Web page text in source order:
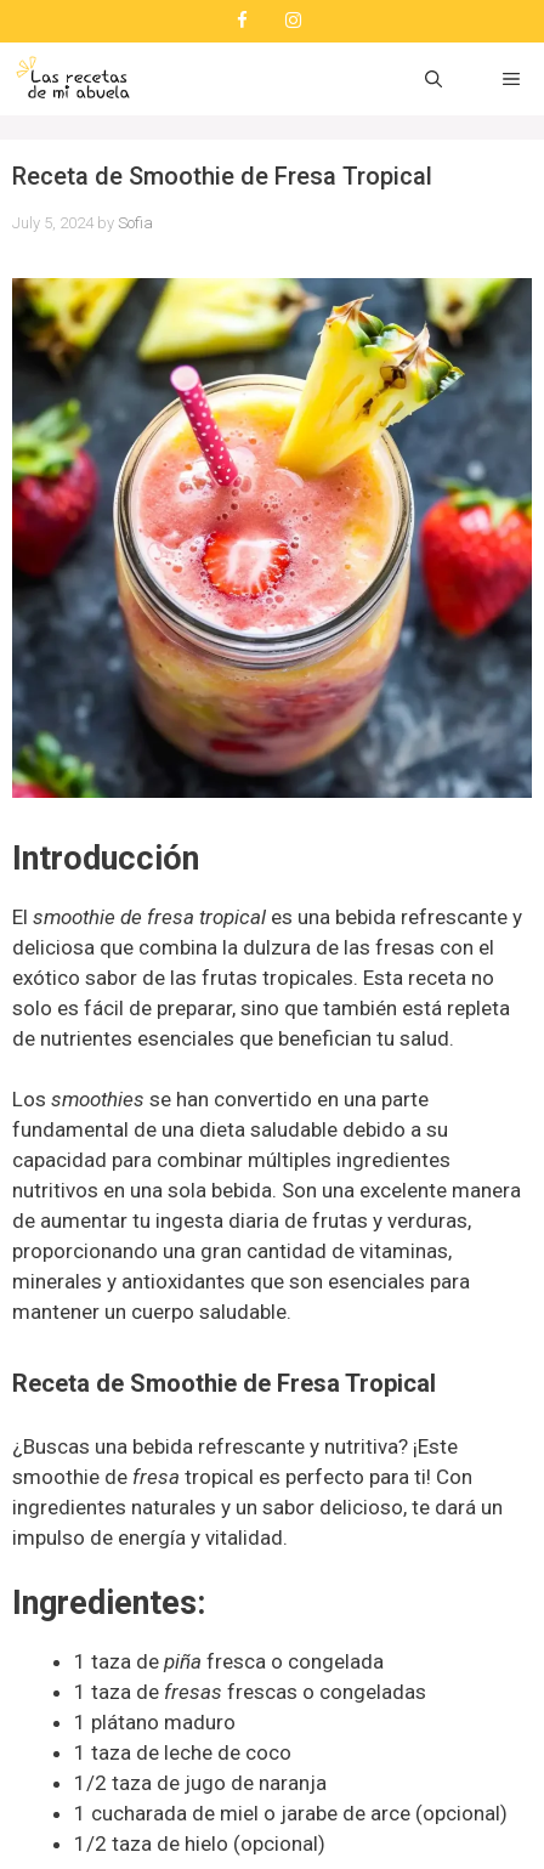
to
content
Receta de Smoothie de Fresa Tropical
July 5, 2024 by Sofia
Introducción
El smoothie de fresa tropical es una bebida refrescante y
deliciosa que combina la dulzura de las fresas con el
exótico sabor de las frutas tropicales. Esta receta no
solo es fácil de preparar, sino que también está repleta
de nutrientes esenciales que benefician tu salud.
Los smoothies se han convertido en una parte
fundamental de una dieta saludable debido a su
capacidad para combinar múltiples ingredientes
nutritivos en una sola bebida. Son una excelente manera
de aumentar tu ingesta diaria de frutas y verduras,
proporcionando una gran cantidad de vitaminas,
minerales y antioxidantes que son esenciales para
mantener un cuerpo saludable.
Receta de Smoothie de Fresa Tropical
¿Buscas una bebida refrescante y nutritiva? ¡Este
smoothie de fresa tropical es perfecto para ti! Con
ingredientes naturales y un sabor delicioso, te dará un
impulso de energía y vitalidad.
Ingredientes:
1 taza de piña fresca o congelada
1 taza de fresas frescas o congeladas
1 plátano maduro
1 taza de leche de coco
1/2 taza de jugo de naranja
1 cucharada de miel o jarabe de arce (opcional)
1/2 taza de hielo (opcional)